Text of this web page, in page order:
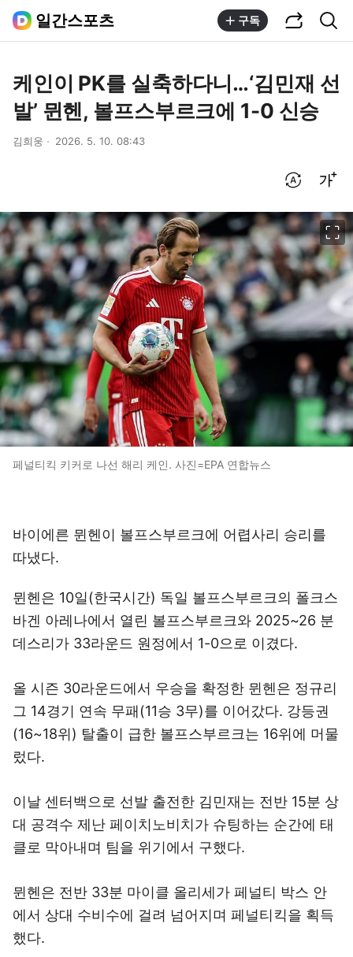
일간스포츠 구독
케인이 PK를 실축하다니…‘김민재 선
발’ 뮌헨, 볼프스부르크에 1-0 신승
김희웅 2026. 5. 10. 08:43
페널티킥 키커로 나선 해리 케인. 사진=EPA 연합뉴스
바이에른 뮌헨이 볼프스부르크에 어렵사리 승리를
따냈다.
뮌헨은 10일(한국시간) 독일 볼프스부르크의 폴크스
바겐 아레나에서 열린 볼프스부르크와 2025~26 분
데스리가 33라운드 원정에서 1-0으로 이겼다.
올 시즌 30라운드에서 우승을 확정한 뮌헨은 정규리
그 14경기 연속 무패(11승 3무)를 이어갔다. 강등권
(16~18위) 탈출이 급한 볼프스부르크는 16위에 머물
렀다.
이날 센터백으로 선발 출전한 김민재는 전반 15분 상
대 공격수 제난 페이치노비치가 슈팅하는 순간에 태
클로 막아내며 팀을 위기에서 구했다.
뮌헨은 전반 33분 마이클 올리세가 페널티 박스 안
에서 상대 수비수에 걸려 넘어지며 페널티킥을 획득
했다.